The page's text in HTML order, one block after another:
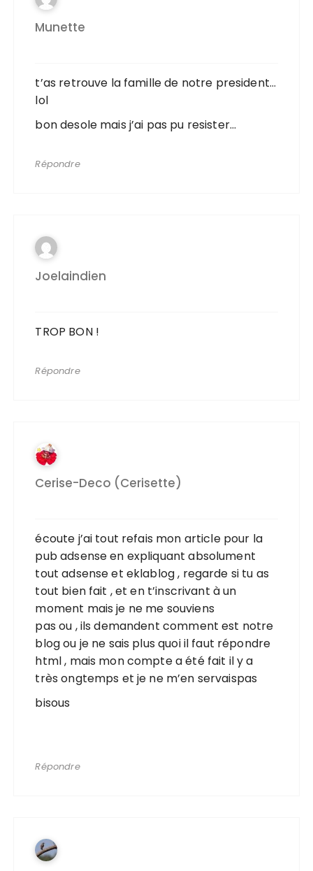
Munette
t’as retrouve la famille de notre president…
lol
bon desole mais j’ai pas pu resister…
Répondre
Joelaindien
TROP BON !
Répondre
Cerise-Deco (cerisette)
écoute j’ai tout refais mon article pour la
pub adsense en expliquant absolument
tout adsense et eklablog , regarde si tu as
tout bien fait , et en t’inscrivant à un
moment mais je ne me souviens
pas ou , ils demandent comment est notre
blog ou je ne sais plus quoi il faut répondre
html , mais mon compte a été fait il y a
très ongtemps et je ne m’en servaispas
bisous
Répondre